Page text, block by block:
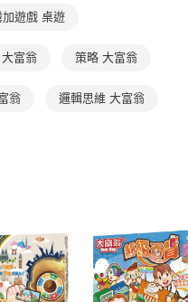
約關係目的，商店將以您的個人
大哥大進項蒐集、處理及利用，
https://oppay.tw/userRule
結帳頁面顯示為準，若有關於
support/home
AFTEE先享後付」服務完成之交
址：
或監護人之同意方可使用
起之損失，本公司不負相關責
足之情形，本公司將視審查結果
註冊。若發現惡意使用之情形，
使用額度並採取法律行動。
；不適用於郵局i郵箱）
加遊戲 桌遊
富翁 策略 大富翁
翁 邏輯思維 大富翁